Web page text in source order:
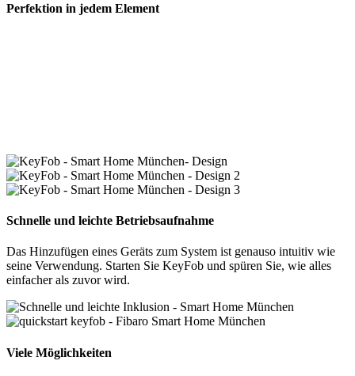
Perfektion in jedem Element
Schnelle und leichte Betriebsaufnahme
Das Hinzufügen eines Geräts zum System ist genauso intuitiv wie
seine Verwendung. Starten Sie KeyFob und spüren Sie, wie alles
einfacher als zuvor wird.
Viele Möglichkeiten